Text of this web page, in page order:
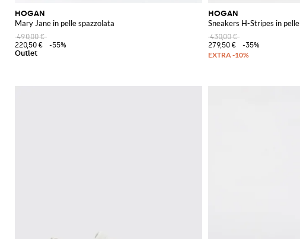
HOGAN
Mary Jane in pelle spazzolata
490,00 €
220,50 €
-55%
HOGAN
Sneakers H-Stripes in pelle
430,00 €
279,50 €
-35%